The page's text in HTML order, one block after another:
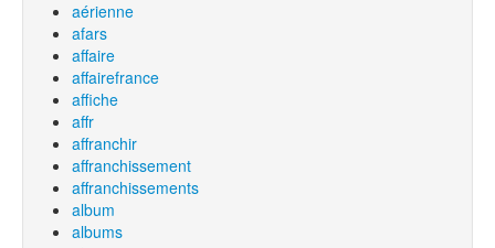
aérienne
afars
affaire
affairefrance
affiche
affr
affranchir
affranchissement
affranchissements
album
albums